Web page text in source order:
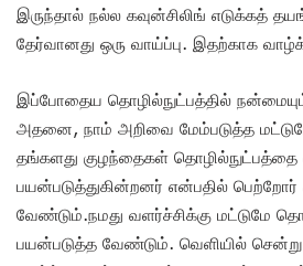
இருந்தால் நல்ல கவுன்சிலிங் எடுக்கத்
தேர்வானது ஒரு வாய்ப்பு. இதற்காக
இப்போதைய தொழில்நுட்பத்தில்
அதனை, நாம் அறிவை மேம்படுத்த
தங்களது குழந்தைகள் தொழில்நுட்பத்தை
பயன்படுத்துகின்றனர் என்பதில்
வேண்டும்.நமது வளர்ச்சிக்கு மட்டுமே
பயன்படுத்த வேண்டும். வெளியில்